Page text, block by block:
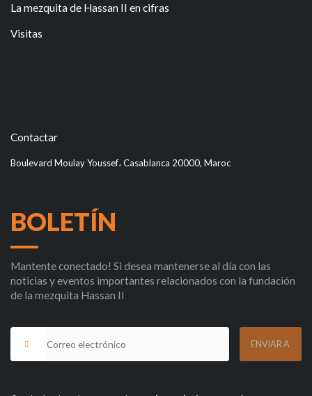
La mezquita de Hassan II en cifras
Visitas
Contactar
Boulevard Moulay Youssef، Casablanca 20000, Maroc
BOLETÍN
Mantente conectado! Si desea mantenerse al día con las
noticias y eventos importantes relacionados con la fundación
de la mezquita Hassan II